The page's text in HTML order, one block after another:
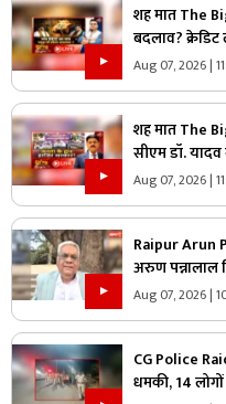
शह मात The
बदलाव? क्रेडिट
पर क्या है
Aug 07, 2026 |
शह मात The
सीएम डॉ.
जनविश्वास
Aug 07, 2026 |
Raipur Arun
अरुण पन्नालाल
पुलिस, जानें क्या
Aug 07, 2026 |
CG Police
धमकी, 14